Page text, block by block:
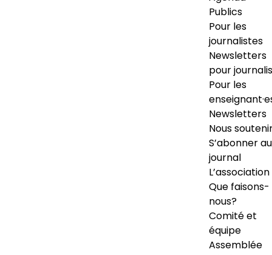
Publics
Pour les
journalistes
Newsletters
pour
Pour les
Newsletters
Nous
S’abonner au
journal
L’association
Que faisons-
nous?
Comité et
équipe
Assemblée